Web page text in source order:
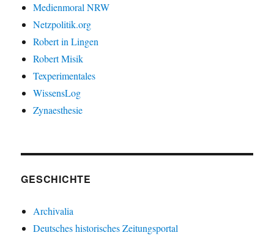
Medienmoral NRW
Netzpolitik.org
Robert in Lingen
Robert Misik
Texperimentales
WissensLog
Zynaesthesie
GESCHICHTE
Archivalia
Deutsches historisches Zeitungsportal